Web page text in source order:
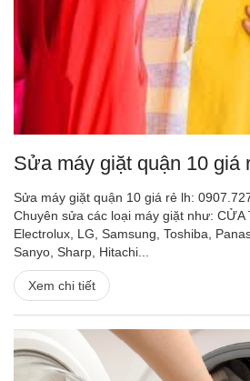
Sửa máy giặt quận 10 giá
Sửa máy giặt quận 10 giá rẻ lh:
Chuyên sửa các loại máy giặt như: CỬA
Electrolux, LG, Samsung, Toshiba,
Sanyo, Sharp, Hitachi...
Xem chi tiết